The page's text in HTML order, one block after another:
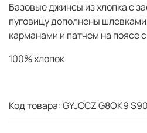
Базовые джинсы из хлопка с
пуговицу дополнены
карманами и патчем на поясе
100% хлопок
Код товара: GYJCCZ G8OK9